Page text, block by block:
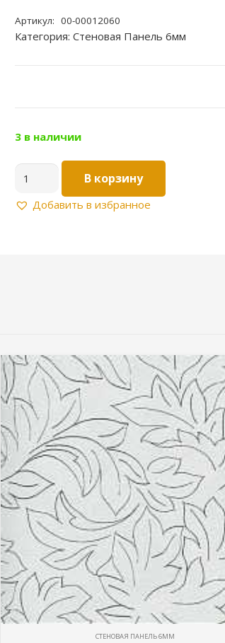
Артикул: 00-00012060
Категория: Стеновая Панель 6мм
3 в наличии
товара
Стеновая
В корзину
Добавить в избранное
СТЕНОВАЯ ПАНЕЛЬ 6ММ